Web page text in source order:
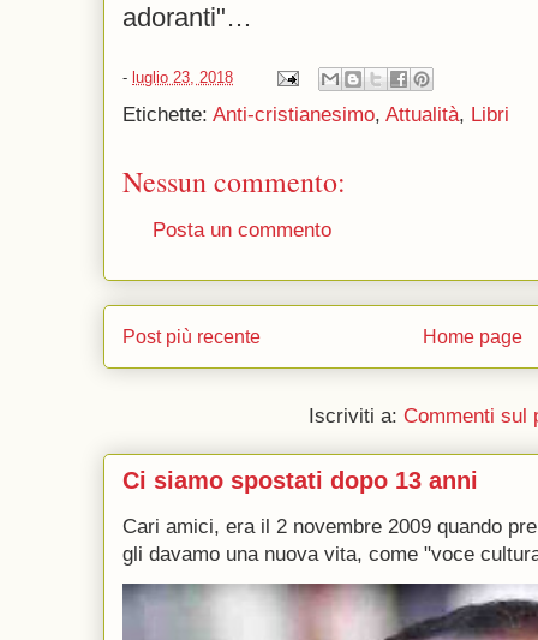
adoranti"…
- luglio 23, 2018
Etichette: Anti-cristianesimo, Attualità, Libri
Nessun commento:
Posta un commento
Post più recente Home page
Iscriviti a: Commenti sul
Ci siamo spostati dopo 13 anni
Cari amici, era il 2 novembre 2009 quando
gli davamo una nuova vita, come "voce